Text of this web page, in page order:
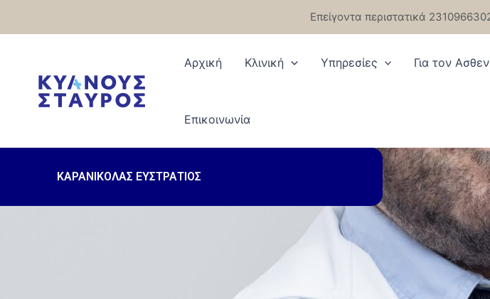
Επείγοντα περιστατικά
Αρχική Κλινική Υπηρεσίες Για τον
Eπικοινωνία
ΚΑΡΑΝΙΚΟΛΑΣ ΕΥΣΤΡΑΤΙΟΣ